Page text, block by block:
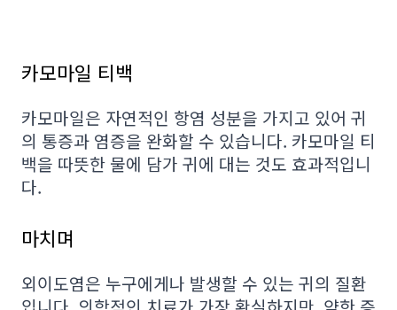
카모마일 티백
카모마일은 자연적인 항염 성분을 가지고 있어 귀
의 통증과 염증을 완화할 수 있습니다. 카모마일 티
백을 따뜻한 물에 담가 귀에 대는 것도 효과적입니
다.
마치며
외이도염은 누구에게나 발생할 수 있는 귀의 질환